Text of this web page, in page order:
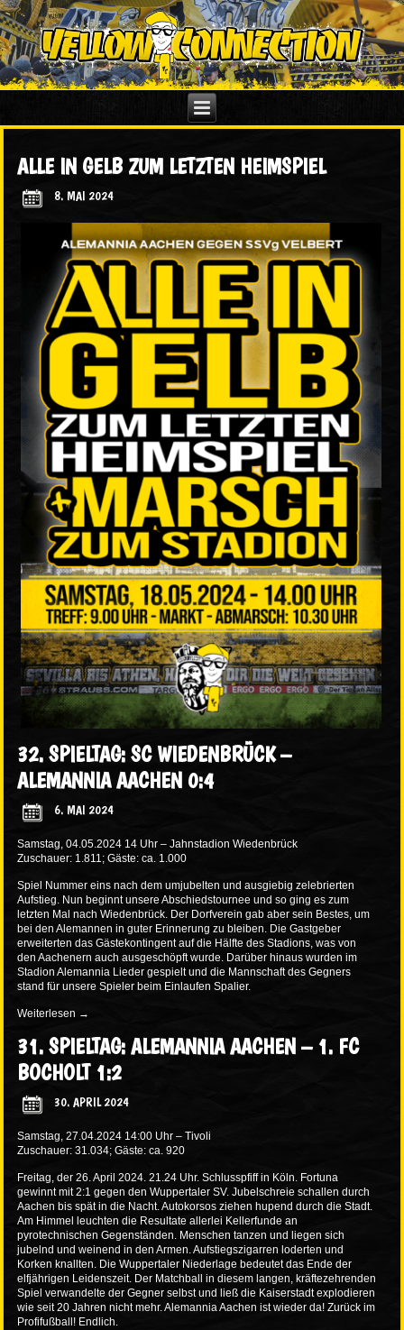
ALLE IN GELB ZUM LETZTEN HEIMSPIEL
8. MAI 2024
32. SPIELTAG: SC WIEDENBRÜCK –
ALEMANNIA AACHEN 0:4
6. MAI 2024
Samstag, 04.05.2024 14 Uhr – Jahnstadion Wiedenbrück
Zuschauer: 1.811; Gäste: ca. 1.000
Spiel Nummer eins nach dem umjubelten und ausgiebig zelebrierten
Aufstieg. Nun beginnt unsere Abschiedstournee und so ging es zum
letzten Mal nach Wiedenbrück. Der Dorfverein gab aber sein Bestes, um
bei den Alemannen in guter Erinnerung zu bleiben. Die Gastgeber
erweiterten das Gästekontingent auf die Hälfte des Stadions, was von
den Aachenern auch ausgeschöpft wurde. Darüber hinaus wurden im
Stadion Alemannia Lieder gespielt und die Mannschaft des Gegners
stand für unsere Spieler beim Einlaufen Spalier.
Weiterlesen →
31. SPIELTAG: ALEMANNIA AACHEN – 1. FC
BOCHOLT 1:2
30. APRIL 2024
Samstag, 27.04.2024 14:00 Uhr – Tivoli
Zuschauer: 31.034; Gäste: ca. 920
Freitag, der 26. April 2024. 21.24 Uhr. Schlusspfiff in Köln. Fortuna
gewinnt mit 2:1 gegen den Wuppertaler SV. Jubelschreie schallen durch
Aachen bis spät in die Nacht. Autokorsos ziehen hupend durch die Stadt.
Am Himmel leuchten die Resultate allerlei Kellerfunde an
pyrotechnischen Gegenständen. Menschen tanzen und liegen sich
jubelnd und weinend in den Armen. Aufstiegszigarren loderten und
Korken knallten. Die Wuppertaler Niederlage bedeutet das Ende der
elfjährigen Leidenszeit. Der Matchball in diesem langen, kräftezehrenden
Spiel verwandelte der Gegner selbst und ließ die Kaiserstadt explodieren
wie seit 20 Jahren nicht mehr. Alemannia Aachen ist wieder da! Zurück im
Profifußball! Endlich.